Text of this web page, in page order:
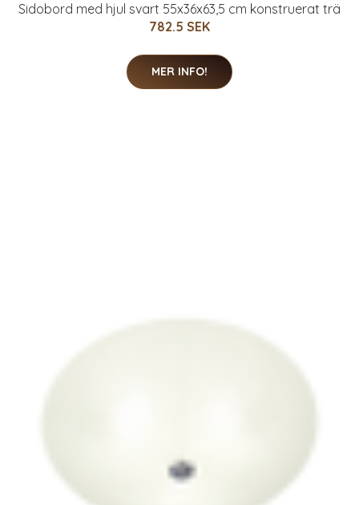
Sidobord med hjul svart 55x36x63,5 cm konstruerat trä
782.5 SEK
MER INFO!